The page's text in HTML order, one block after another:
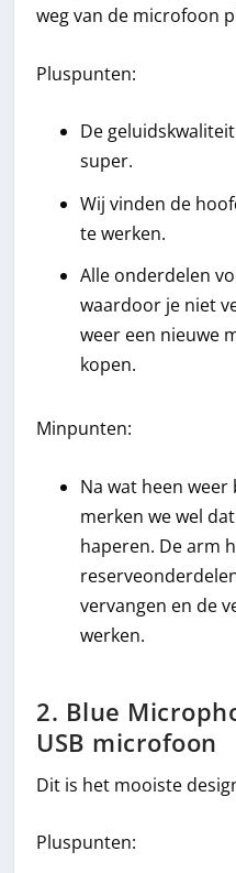
weg van de microfoon
Pluspunten:
De
super.
Wij vinden de
te werken.
Alle onderdelen
waardoor je niet
weer een nieuwe
kopen.
Minpunten:
Na wat heen
merken we wel
haperen. De arm
vervangen en de
werken.
2. Blue
USB microfoon
Dit is het mooiste
Pluspunten: